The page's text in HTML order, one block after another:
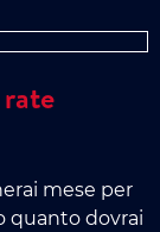
mese per
quanto dovrai